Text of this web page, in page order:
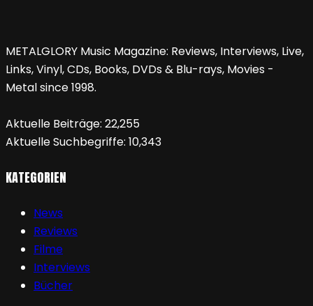
METALGLORY Music Magazine: Reviews, Interviews, Live,
Links, Vinyl, CDs, Books, DVDs & Blu-rays, Movies -
Metal since 1998.
Aktuelle Beiträge: 22,255
Aktuelle Suchbegriffe: 10,343
KATEGORIEN
News
Reviews
Filme
Interviews
Bücher